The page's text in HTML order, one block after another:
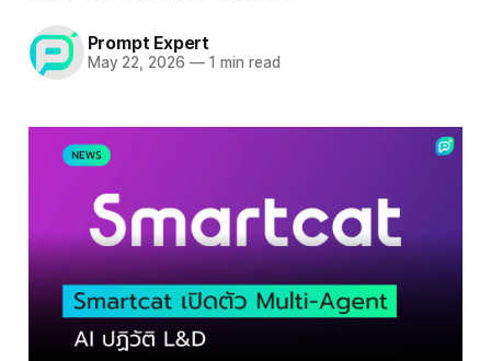
Prompt Expert
May 22, 2026 —1 min read